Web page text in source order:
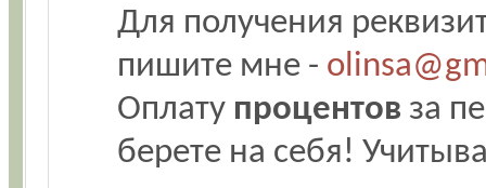
Для получения
пишите мне -
Оплату процентов за
берете на себя!